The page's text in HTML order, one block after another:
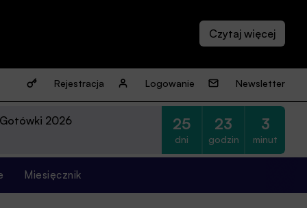
Rejestracja Logowanie Newsletter
2026 25
dni
23
godzin
3
minut
Miesięcznik